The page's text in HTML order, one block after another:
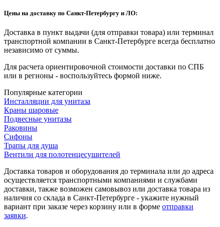
Цены на доставку по Санкт-Петербургу и ЛО:
Доставка в пункт выдачи (для отправки товара) или терминал
транспортной компании в Санкт-Петербурге всегда бесплатно
независимо от суммы.
Для расчета ориентировочной стоимости доставки по СПБ
или в регионы - воспользуйтесь формой ниже.
Популярные категории
Инсталляции для унитаза
Краны шаровые
Подвесные унитазы
Раковины
Сифоны
Трапы для душа
Вентили для полотенцесушителей
Доставка товаров и оборудования до терминала или до адреса
осуществляется транспортными компаниями и службами
доставки, также возможен самовывоз или доставка товара из
наличия со склада в Санкт-Петербурге - укажите нужный
вариант при заказе через корзину или в форме отправки
заявки.